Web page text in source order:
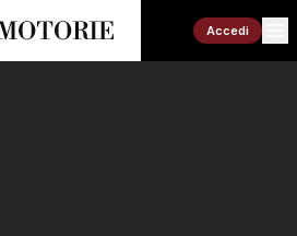
Accedi